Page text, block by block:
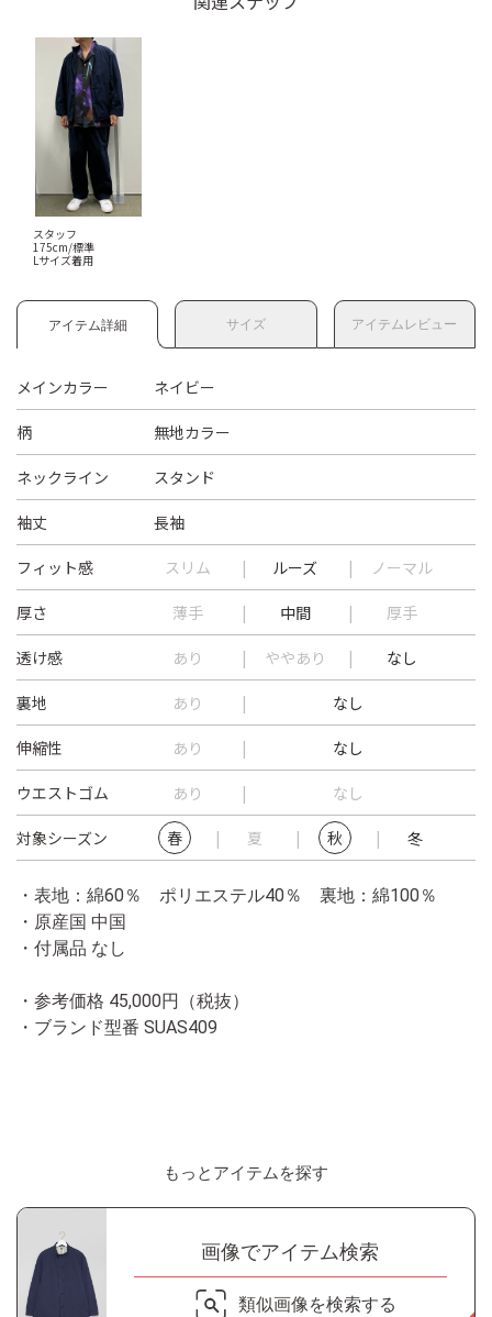
スタッフ
175cm/標準
Lサイズ着用
アイテム詳細 サイズ アイテムレビュー
メインカラー ネイビー
柄 無地カラー
ネックライン スタンド
袖丈 長袖
フィット感 スリム ルーズ ノーマル
厚さ 薄手 中間 厚手
透け感 あり ややあり なし
裏地 あり なし
伸縮性 あり なし
ウエストゴム あり なし
対象シーズン 春 夏 秋 冬
・表地：綿60％ ポリエステル40％ 裏地：綿100％
・原産国 中国
・付属品 なし
・参考価格 45,000円（税抜）
・ブランド型番 SUAS409
もっとアイテムを探す
画像でアイテム検索
類似画像を検索する